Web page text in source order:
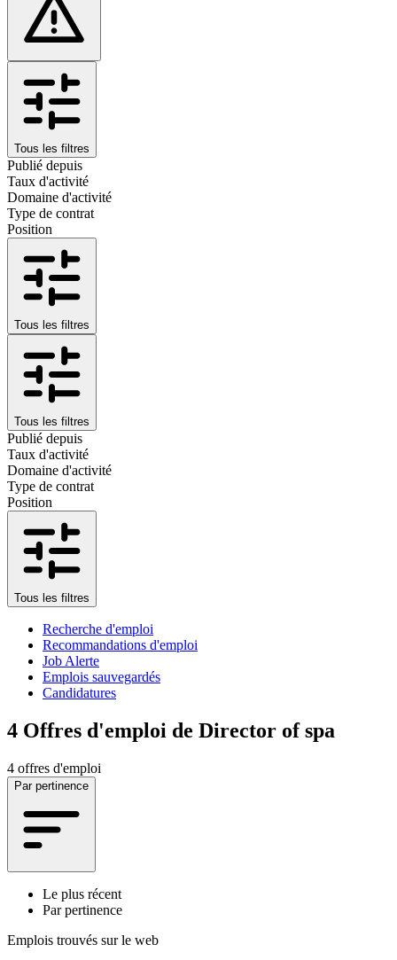
Tous les filtres
Publié depuis
Taux d'activité
Domaine d'activité
Type de contrat
Position
Tous les filtres
Tous les filtres
Publié depuis
Taux d'activité
Domaine d'activité
Type de contrat
Position
Tous les filtres
Recherche d'emploi
Recommandations d'emploi
Job Alerte
Emplois sauvegardés
Candidatures
4 Offres d'emploi de Director of spa
4 offres d'emploi
Par pertinence
Le plus récent
Par pertinence
Emplois trouvés sur le web